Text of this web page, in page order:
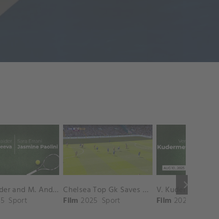
keyboard_arrow_right
D. Shnaider and M. Andreeva vs. S. Errani and J. Paolini Match Highlights - ROME_Campo Centrale ( May 16, 2025)
Sport
Chelsea Top Gk Saves vs. Crystal Palace
Film 2025 Sport Film 2025